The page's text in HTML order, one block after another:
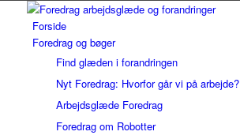
Forside
Foredrag og bøger
Find glæden i forandringen
Nyt Foredrag: Hvorfor går vi på arbejde?
Arbejdsglæde Foredrag
Foredrag om Robotter